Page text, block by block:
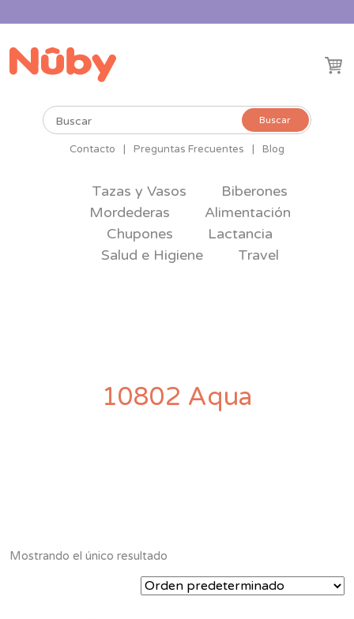
Buscar
Buscar
Contacto Preguntas Frecuentes Blog
Tazas y Vasos
Biberones
Mordederas
Alimentación
Chupones
Lactancia
Salud e Higiene
Travel
10802 Aqua
Mostrando el único resultado